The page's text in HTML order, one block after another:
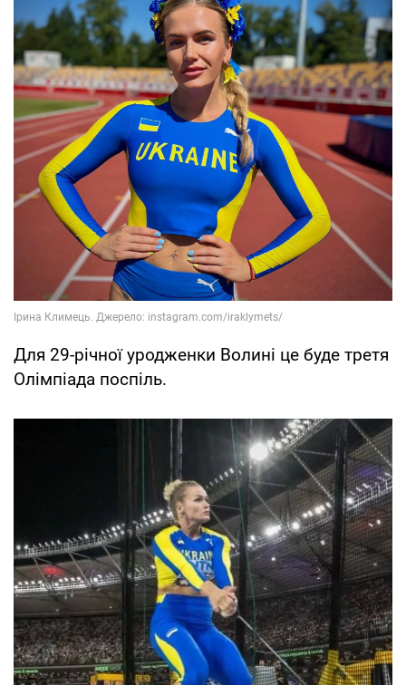
Для 29-річної уродженки Волині це буде третя
Олімпіада поспіль.